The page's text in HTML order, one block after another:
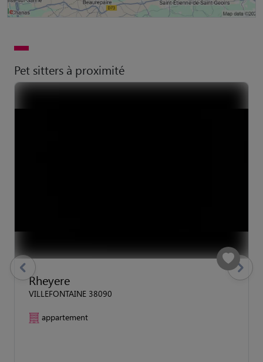
Pet sitters à proximité
Rheyere
VILLEFONTAINE 38090
appartement
previous Suivant